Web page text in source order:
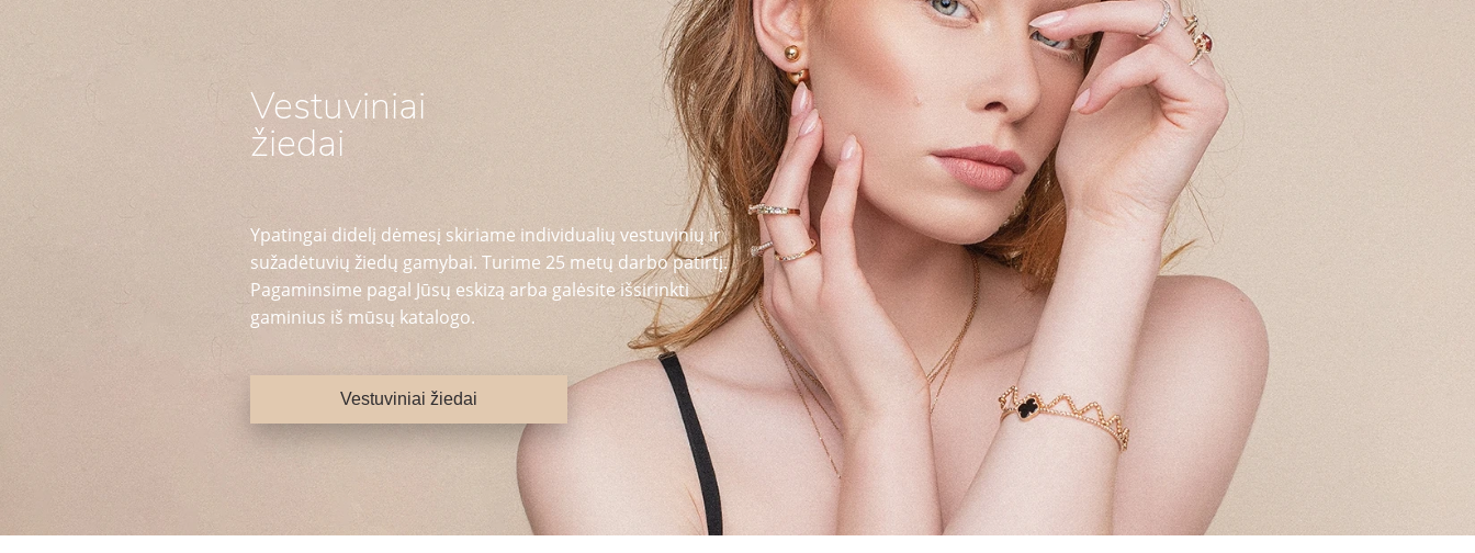
Vestuviniai
žiedai
Ypatingai didelį dėmesį skiriame individualių vestuvinių ir
sužadėtuvių žiedų gamybai. Turime 25 metų darbo patirtį.
Pagaminsime pagal Jūsų eskizą arba galėsite išsirinkti
gaminius iš mūsų katalogo.
Vestuviniai žiedai